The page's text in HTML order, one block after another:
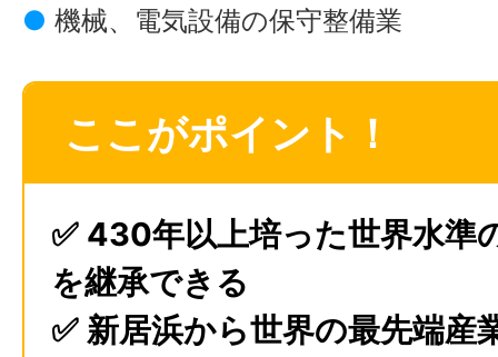
● 機械、電気設備の保守整備業
ここがポイント！
✅ 430年以上培った世界水準
を継承できる
✅ 新居浜から世界の最先端産